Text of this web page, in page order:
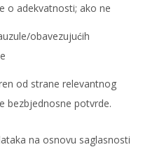
o adekvatnosti; ako ne
obavezujućih
od strane relevantnog
bezbjednosne potvrde.
na osnovu saglasnosti